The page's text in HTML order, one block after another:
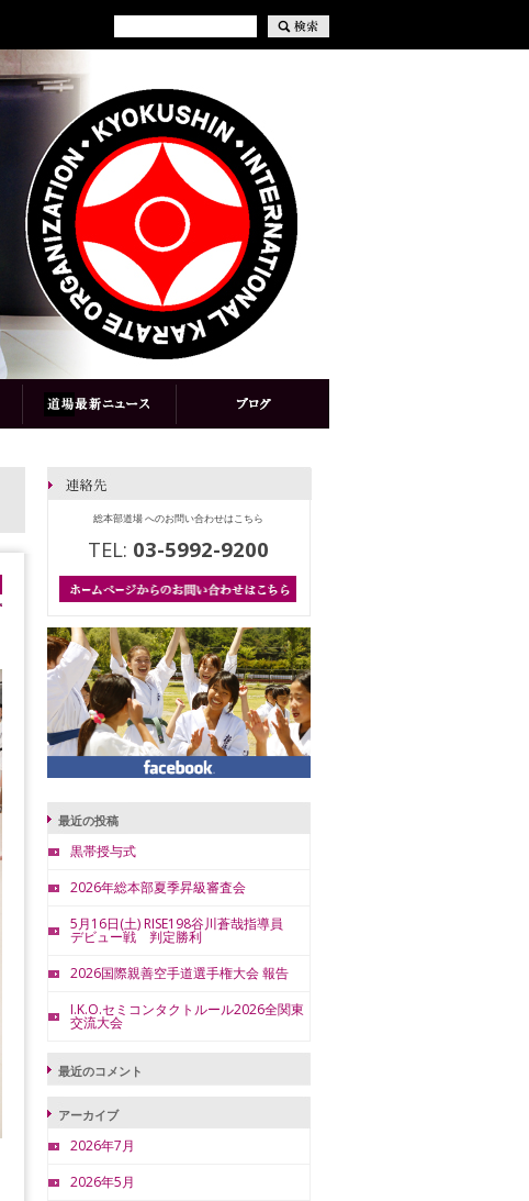
総本部道場 へのお問い合わせはこちら
TEL: 03-5992-9200
最近の投稿
黒帯授与式
2026年総本部夏季昇級審査会
5月16日(土) RISE198谷川蒼哉指導員
デビュー戦 判定勝利
2026国際親善空手道選手権大会 報告
I.K.O.セミコンタクトルール2026全関東
交流大会
最近のコメント
アーカイブ
2026年7月
2026年5月